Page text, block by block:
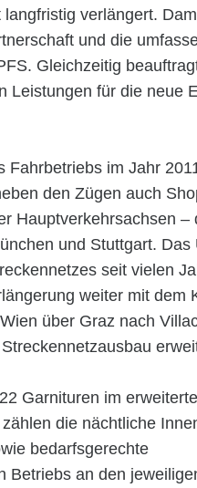
verlängert.
und die
Gleichzeitig
Leistungen für die neue
Fahrbetriebs im Jahr
den Zügen auch
Hauptverkehrsachsen –
und Stuttgart. Das
seit vielen
weiter mit dem
über Graz nach
Garnituren im
die nächtliche
bedarfsgerechte
Betriebs an den